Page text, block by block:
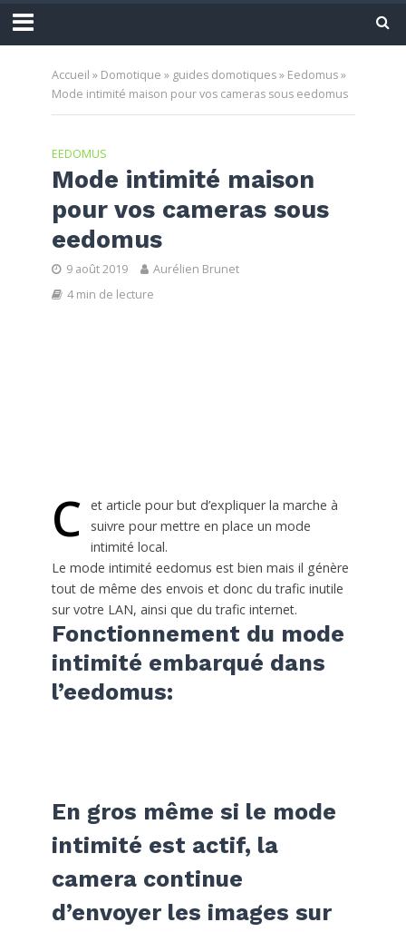
Accueil » Domotique » guides domotiques» Eedomus»
Mode intimité maison pour vos cameras sous eedomus
EEDOMUS
Mode intimité maison
pour vos cameras sous
eedomus
9 août 2019
Aurélien Brunet
4 min de lecture
C et article pour but d’expliquer la marche à
suivre pour mettre en place un mode
intimité local.
Le mode intimité eedomus est bien mais il génère
tout de même des envois et donc du trafic inutile
sur votre LAN, ainsi que du trafic internet.
Fonctionnement du mode
intimité embarqué dans
l’eedomus:
En gros même si le mode
intimité est actif, la
camera continue
d’envoyer les images sur